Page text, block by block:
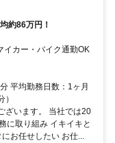
約86万円！
イカー・バイク通勤OK
平均勤務日数：1ヶ月
ざいます。 当社では20
に取り組み イキイキと
お任せしたい お仕...